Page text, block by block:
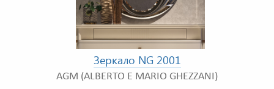
Зеркало NG 2001
AGM (ALBERTO E MARIO GHEZZANI)